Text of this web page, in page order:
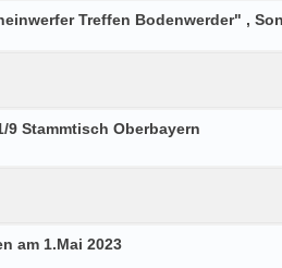
Treffen Bodenwerder" ,
9 Stammtisch Oberbayern
am 1.Mai 2023